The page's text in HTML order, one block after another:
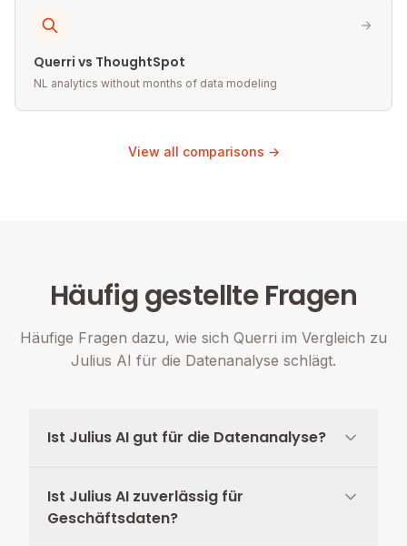
Querri vs ThoughtSpot
NL analytics without months of data modeling
View all comparisons →
Häufig gestellte Fragen
Häufige Fragen dazu, wie sich Querri im Vergleich zu
Julius AI für die Datenanalyse schlägt.
Ist Julius AI gut für die Datenanalyse?
Ist Julius AI zuverlässig für
Geschäftsdaten?